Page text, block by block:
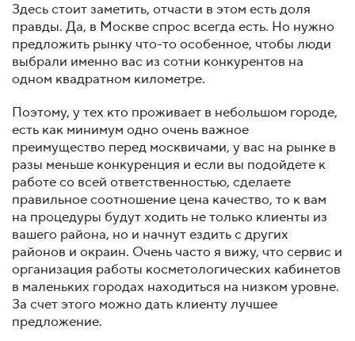
Здесь стоит заметить, отчасти в этом есть доля
правды. Да, в Москве спрос всегда есть. Но нужно
предложить рынку что-то особенное, чтобы люди
выбрали именно вас из сотни конкурентов на
одном квадратном километре.
Поэтому, у тех кто проживает в небольшом городе,
есть как минимум одно очень важное
преимущество перед москвичами, у вас на рынке в
разы меньше конкуренция и если вы подойдете к
работе со всей ответственностью, сделаете
правильное соотношение цена качество, то к вам
на процедуры будут ходить не только клиенты из
вашего района, но и начнут ездить с других
районов и окраин. Очень часто я вижу, что сервис и
организация работы косметологических кабинетов
в маленьких городах находиться на низком уровне.
За счет этого можно дать клиенту лучшее
предложение.